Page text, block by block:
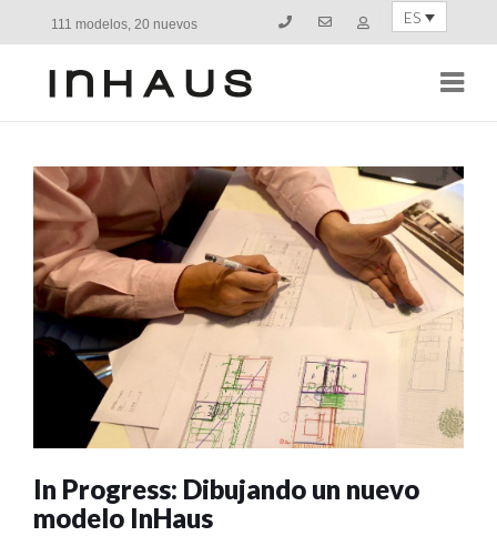
111 modelos, 20 nuevos ES
In Progress: Dibujando un nuevo
modelo InHaus